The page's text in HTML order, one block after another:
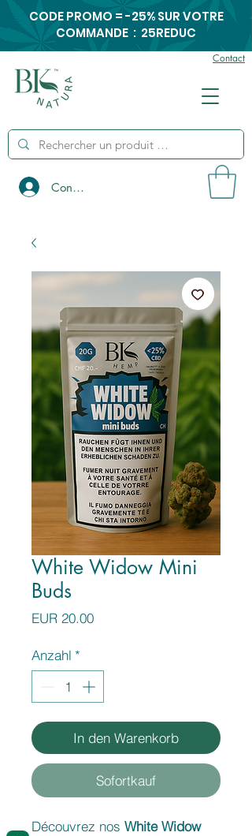
Contact
Connexion
CODE PROMO = -25% SUR VOTRE
COMMANDE : 25REDUC
White Widow Mini
Buds
EUR 20.00Preis
Anzahl *
In den Warenkorb
Sofortkauf
Découvrez nos White Widow